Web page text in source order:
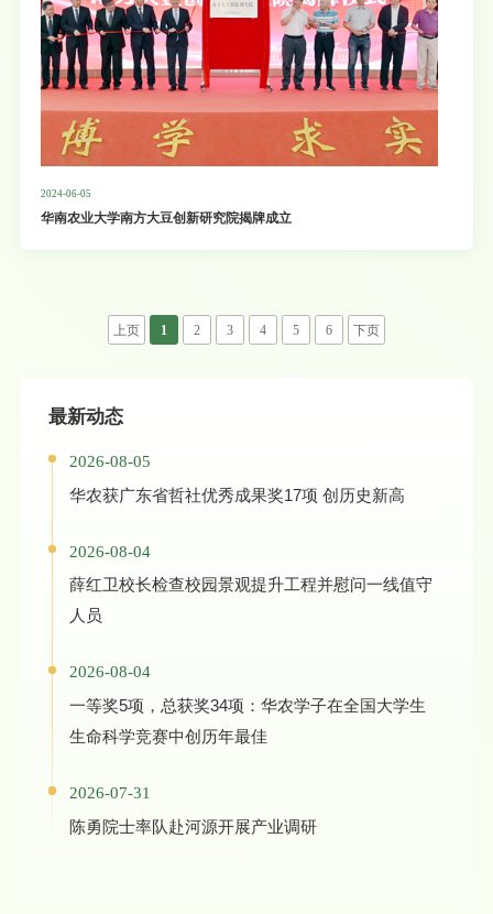
2024-06-05
华南农业大学南方大豆创新研究院揭牌成立
上页 1 2 3 4 5 6 下页
最新动态
2026-08-05
华农获广东省哲社优秀成果奖17项 创历史新高
2026-08-04
薛红卫校长检查校园景观提升工程并慰问一线值守
人员
2026-08-04
一等奖5项，总获奖34项：华农学子在全国大学生
生命科学竞赛中创历年最佳
2026-07-31
陈勇院士率队赴河源开展产业调研